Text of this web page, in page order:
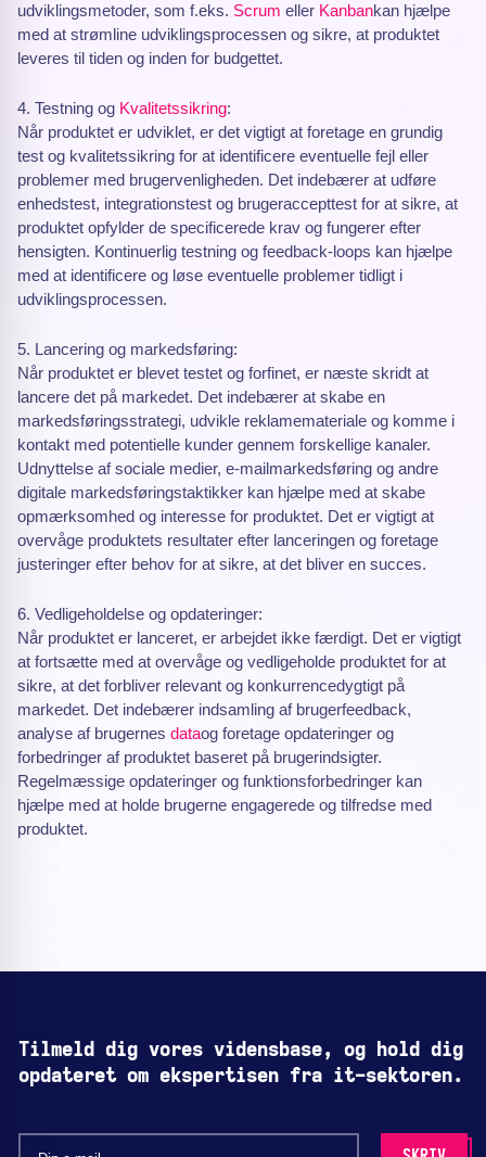
udviklingsmetoder, som f.eks. Scrum eller Kanbankan hjælpe
med at strømline udviklingsprocessen og sikre, at produktet
leveres til tiden og inden for budgettet.
4. Testning og Kvalitetssikring:
Når produktet er udviklet, er det vigtigt at foretage en grundig
test og kvalitetssikring for at identificere eventuelle fejl eller
problemer med brugervenligheden. Det indebærer at udføre
enhedstest, integrationstest og brugeraccepttest for at sikre, at
produktet opfylder de specificerede krav og fungerer efter
hensigten. Kontinuerlig testning og feedback-loops kan hjælpe
med at identificere og løse eventuelle problemer tidligt i
udviklingsprocessen.
5. Lancering og markedsføring:
Når produktet er blevet testet og forfinet, er næste skridt at
lancere det på markedet. Det indebærer at skabe en
markedsføringsstrategi, udvikle reklamemateriale og komme i
kontakt med potentielle kunder gennem forskellige kanaler.
Udnyttelse af sociale medier, e-mailmarkedsføring og andre
digitale markedsføringstaktikker kan hjælpe med at skabe
opmærksomhed og interesse for produktet. Det er vigtigt at
overvåge produktets resultater efter lanceringen og foretage
justeringer efter behov for at sikre, at det bliver en succes.
6. Vedligeholdelse og opdateringer:
Når produktet er lanceret, er arbejdet ikke færdigt. Det er vigtigt
at fortsætte med at overvåge og vedligeholde produktet for at
sikre, at det forbliver relevant og konkurrencedygtigt på
markedet. Det indebærer indsamling af brugerfeedback,
analyse af brugernes dataog foretage opdateringer og
forbedringer af produktet baseret på brugerindsigter.
Regelmæssige opdateringer og funktionsforbedringer kan
hjælpe med at holde brugerne engagerede og tilfredse med
produktet.
Tilmeld dig vores vidensbase, og hold dig
opdateret om ekspertisen fra it-sektoren.